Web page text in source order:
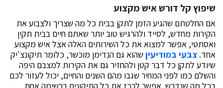
שיפוץ קל דורש איש מקצוע
אם החלטתם שהגיע הזמן לתקן בבית כל מה שצריך ולצבוע את
הקירות מחדש, לסייד ולהרגיש טוב יותר שאתם חיים בבית תקין
ואסתטי, אפשר למצוא את כל השירותים האלה אצל איש מקצוע
אחד. צבעי במודיעיןשהוא גם הנדימן מוכשר, כלומר תיקונצ'יק
שיודע לתקן כל דבר קטן ולהחזיר גם את הקירות למצבם היפה
והשלם כמו לפני המחיר שגבו מהם השנים והחיים, יכול לעזור לכם